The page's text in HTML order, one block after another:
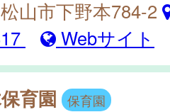
山市下野本784-2
Webサイト
育園
保育園